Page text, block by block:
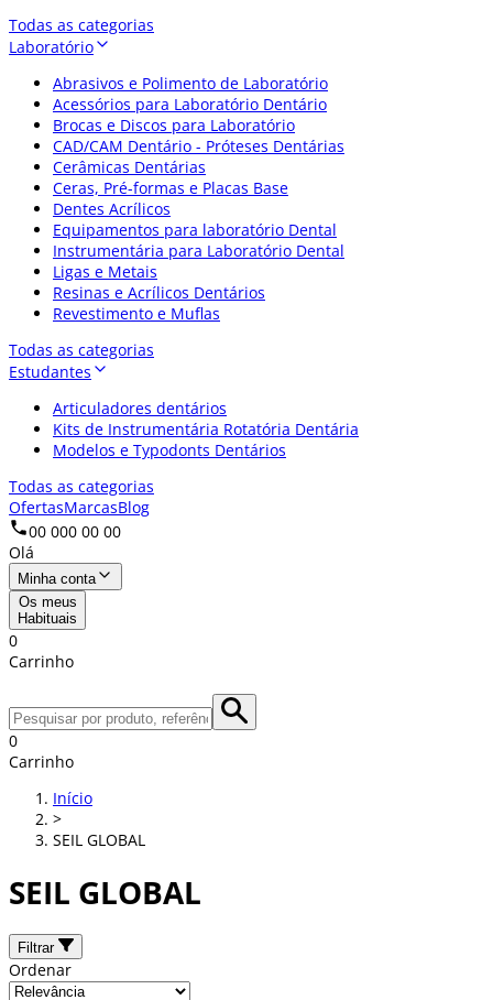
Todas as categorias
Laboratório
Abrasivos e Polimento de Laboratório
Acessórios para Laboratório Dentário
Brocas e Discos para Laboratório
CAD/CAM Dentário - Próteses Dentárias
Cerâmicas Dentárias
Ceras, Pré-formas e Placas Base
Dentes Acrílicos
Equipamentos para laboratório Dental
Instrumentária para Laboratório Dental
Ligas e Metais
Resinas e Acrílicos Dentários
Revestimento e Muflas
Todas as categorias
Estudantes
Articuladores dentários
Kits de Instrumentária Rotatória Dentária
Modelos e Typodonts Dentários
Todas as categorias
OfertasMarcasBlog
00 000 00 00
Olá
Minha conta
Os meus
Habituais
0
Carrinho
0
Carrinho
Início
>
SEIL GLOBAL
SEIL GLOBAL
Filtrar
Ordenar